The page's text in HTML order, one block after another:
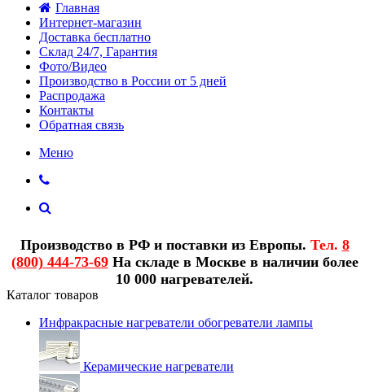
Главная
Интернет-магазин
Доставка бесплатно
Склад 24/7, Гарантия
Фото/Видео
Производство в России от 5 дней
Распродажа
Контакты
Обратная связь
Меню
Производство в РФ и поставки из Европы. Тел. 8
(800) 444-73-69На складе в Москве в наличии более
10 000 нагревателей.
Каталог товаров
Инфракрасные нагреватели обогреватели лампы
Керамические нагреватели